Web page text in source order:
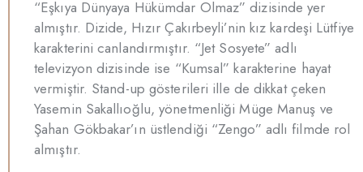
“Eşkıya Dünyaya Hükümdar Olmaz” dizisinde yer
almıştır. Dizide, Hızır Çakırbeyli’nin kız kardeşi Lütfiye
karakterini canlandırmıştır. “Jet Sosyete” adlı
televizyon dizisinde ise “Kumsal” karakterine hayat
vermiştir. Stand-up gösterileri ille de dikkat çeken
Yasemin Sakallıoğlu, yönetmenliği Müge Manuş ve
Şahan Gökbakar’ın üstlendiği “Zengo” adlı filmde rol
almıştır.